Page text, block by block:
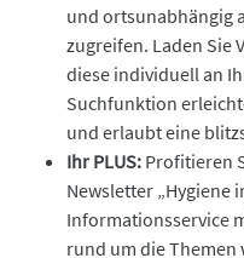
und ortsunabhängig
zugreifen. Laden Sie
diese individuell an
Suchfunktion
und erlaubt eine
Ihr PLUS: Profitieren
Newsletter „Hygiene
Informationsservice
rund um die Themen